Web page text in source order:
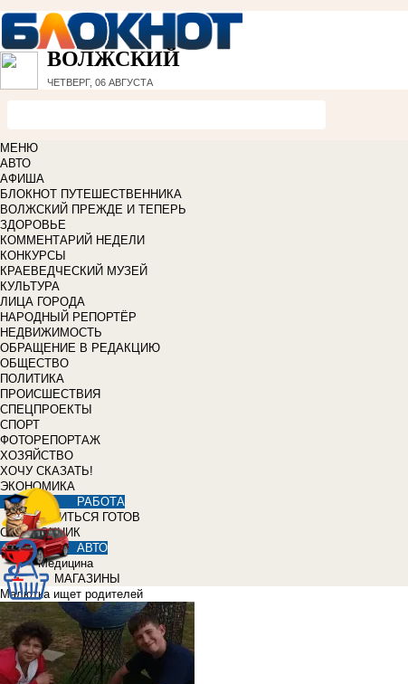
ВОЛЖСКИЙ
ЧЕТВЕРГ, 06 АВГУСТА
МЕНЮ
АВТО
АФИША
БЛОКНОТ ПУТЕШЕСТВЕННИКА
ВОЛЖСКИЙ ПРЕЖДЕ И ТЕПЕРЬ
ЗДОРОВЬЕ
КОММЕНТАРИЙ НЕДЕЛИ
КОНКУРСЫ
КРАЕВЕДЧЕСКИЙ МУЗЕЙ
КУЛЬТУРА
ЛИЦА ГОРОДА
НАРОДНЫЙ РЕПОРТЁР
НЕДВИЖИМОСТЬ
ОБРАЩЕНИЕ В РЕДАКЦИЮ
ОБЩЕСТВО
ПОЛИТИКА
ПРОИСШЕСТВИЯ
СПЕЦПРОЕКТЫ
СПОРТ
ФОТОРЕПОРТАЖ
ХОЗЯЙСТВО
ХОЧУ СКАЗАТЬ!
ЭКОНОМИКА
РАБОТА
УЧИТЬСЯ ГОТОВ
СПРАВОЧНИК
АВТО
Медицина
МАГАЗИНЫ
Малютка ищет родителей